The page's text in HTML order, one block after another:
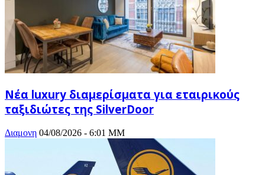
Νέα luxury διαμερίσματα για εταιρικούς
ταξιδιώτες της SilverDoor
Διαμονη 04/08/2026 - 6:01 ΜΜ